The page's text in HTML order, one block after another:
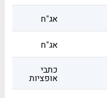
אג"ח
אג"ח
כתבי
אופציות